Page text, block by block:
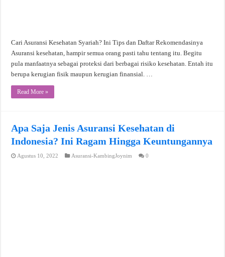
Cari Asuransi Kesehatan Syariah? Ini Tips dan Daftar Rekomendasinya
Asuransi kesehatan, hampir semua orang pasti tahu tentang itu. Begitu
pula manfaatnya sebagai proteksi dari berbagai risiko kesehatan. Entah itu
berupa kerugian fisik maupun kerugian finansial. …
Read More »
Apa Saja Jenis Asuransi Kesehatan di
Indonesia? Ini Ragam Hingga Keuntungannya
Agustus 10, 2022 Asuransi-KambingJoynim 0